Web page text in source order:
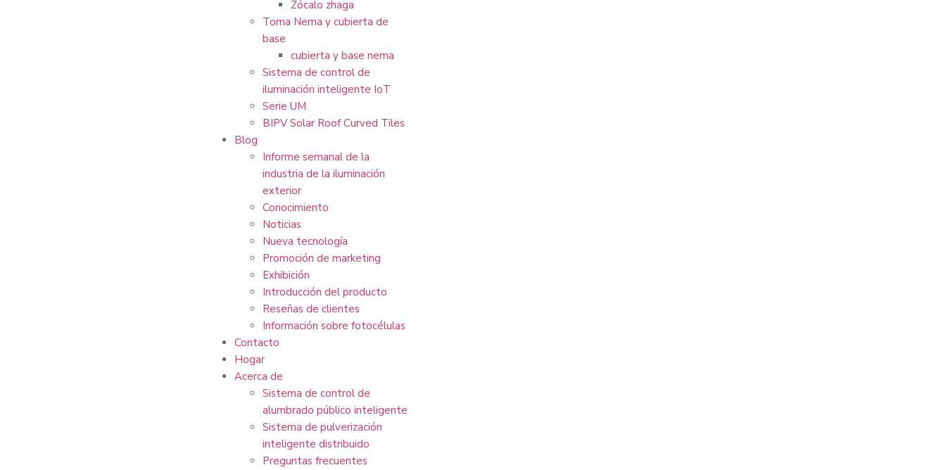
Zócalo zhaga
Toma Nema y cubierta de
base
cubierta y base nema
Sistema de control de
iluminación inteligente IoT
Serie UM
BIPV Solar Roof Curved Tiles
Blog
Informe semanal de la
industria de la iluminación
exterior
Conocimiento
Noticias
Nueva tecnología
Promoción de marketing
Exhibición
Introducción del producto
Reseñas de clientes
Información sobre fotocélulas
Contacto
Hogar
Acerca de
Sistema de control de
alumbrado público inteligente
Sistema de pulverización
inteligente distribuido
Preguntas frecuentes